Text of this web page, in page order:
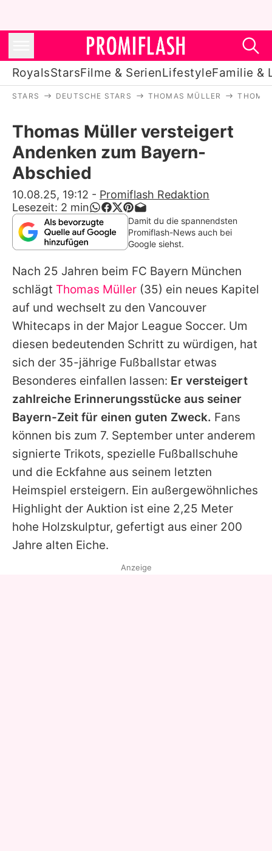
RoyalsStarsFilme & SerienLifestyleFamilie &
Stars
Filme & Serien
Lifestyle
Familie & Liebe
Promiflash Exklusiv
Alle Themen auf Promiflash
Jobs
App runterladen
Team
Redaktionelle Richtlinien
Impressum
Datenschutzerklärung
Nutzungsbedingungen
Utiq verwalten
STARS DEUTSCHE STARS THOMAS MÜLLER
Thomas Müller versteigert
Andenken zum Bayern-
Abschied
10.08.25, 19:12 - Promiflash Redaktion
Lesezeit: 2 min
Damit du die spannendsten
Promiflash-News auch bei
Google siehst.
Nach 25 Jahren beim FC Bayern München
schlägt Thomas Müller (35) ein neues Kapitel
auf und wechselt zu den Vancouver
Whitecaps in der Major League Soccer. Um
diesen bedeutenden Schritt zu würdigen, hat
sich der 35-jährige Fußballstar etwas
Besonderes einfallen lassen: Er versteigert
zahlreiche Erinnerungsstücke aus seiner
Bayern-Zeit für einen guten Zweck. Fans
können bis zum 7. September unter anderem
signierte Trikots, spezielle Fußballschuhe
und die Eckfahne aus seinem letzten
Heimspiel ersteigern. Ein außergewöhnliches
Highlight der Auktion ist eine 2,25 Meter
hohe Holzskulptur, gefertigt aus einer 200
Jahre alten Eiche.
Anzeige